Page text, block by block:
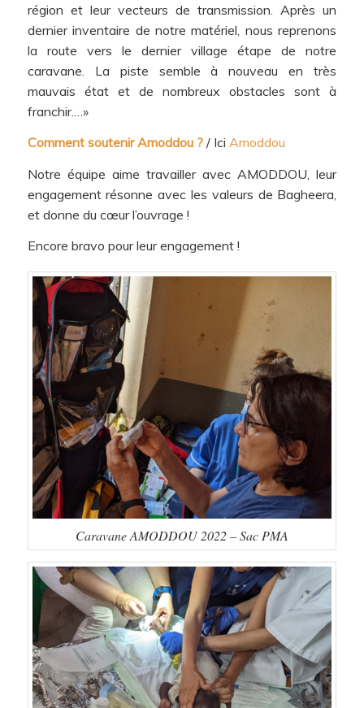
région et leur vecteurs de transmission. Après un
dernier inventaire de notre matériel, nous reprenons
la route vers le dernier village étape de notre
caravane. La piste semble à nouveau en très
mauvais état et de nombreux obstacles sont à
franchir.…»
Comment soutenir Amoddou ?/ Ici Amoddou
Notre équipe aime travailler avec AMODDOU, leur
engagement résonne avec les valeurs de Bagheera,
et donne du cœur l’ouvrage !
Encore bravo pour leur engagement !
Caravane AMODDOU 2022 – Sac PMA